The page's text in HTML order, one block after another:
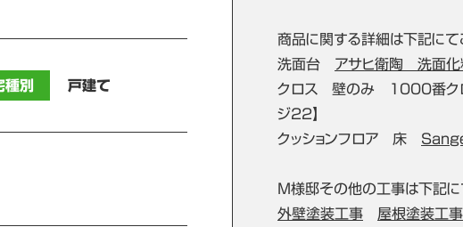
種別 戸建て
商品に関する詳細は下記にて
洗面台 アサヒ衛陶 洗面
クロス 壁のみ 1000番ク
ジ22】
クッションフロア 床
M様邸その他の工事は下記に
外壁塗装工事
屋根塗装工事